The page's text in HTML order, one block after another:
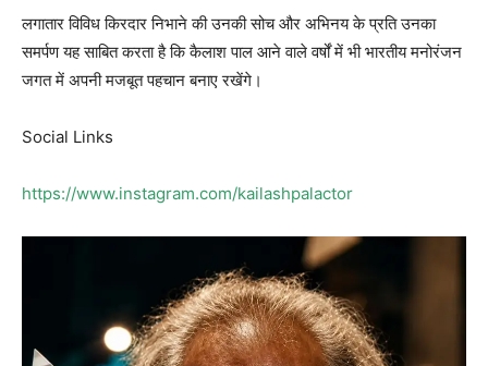
लगातार विविध किरदार निभाने की उनकी सोच और अभिनय के प्रति उनका
समर्पण यह साबित करता है कि कैलाश पाल आने वाले वर्षों में भी भारतीय मनोरंजन
जगत में अपनी मजबूत पहचान बनाए रखेंगे।
Social Links
https://www.instagram.com/kailashpalactor